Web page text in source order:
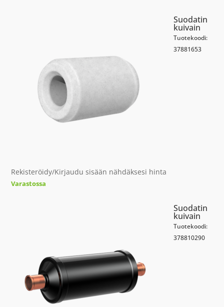
Suodatin
kuivain
Tuotekoodi:
37881653
Rekisteröidy/Kirjaudu sisään nähdäksesi hinta
Varastossa
Suodatin
kuivain
Tuotekoodi:
378810290